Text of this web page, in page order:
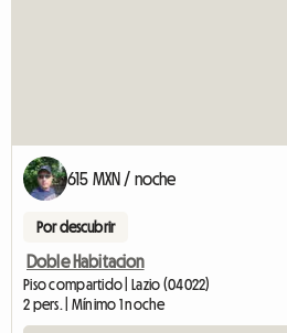
615 MXN / noche
Por descubrir
Doble Habitacion
Piso compartido | Lazio (04022)
2 pers. | Mínimo 1 noche